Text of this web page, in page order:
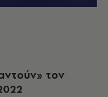
τον